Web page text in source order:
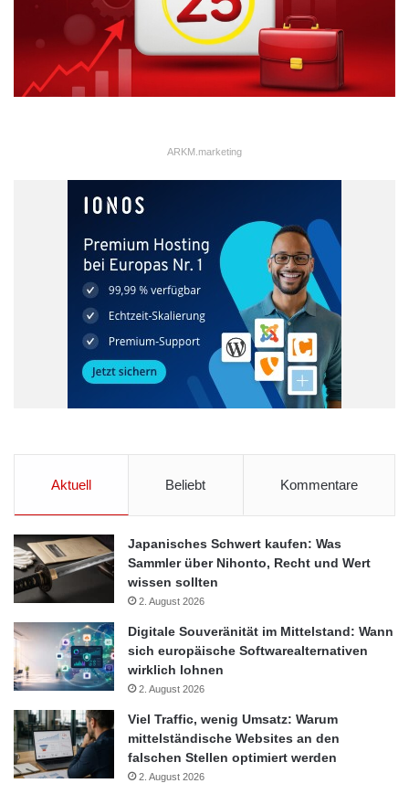
ARKM.marketing
Aktuell Beliebt Kommentare
Japanisches Schwert kaufen: Was
Sammler über Nihonto, Recht und Wert
wissen sollten
2. August 2026
Digitale Souveränität im Mittelstand: Wann
sich europäische Softwarealternativen
wirklich lohnen
2. August 2026
Viel Traffic, wenig Umsatz: Warum
mittelständische Websites an den
falschen Stellen optimiert werden
2. August 2026